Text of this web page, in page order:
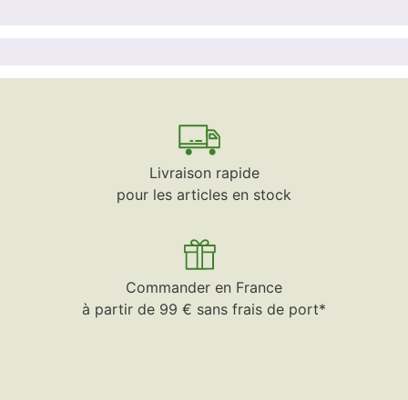
Livraison rapide
pour les articles en stock
Commander en France
à partir de 99 € sans frais de port*